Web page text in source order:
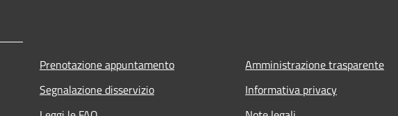
Prenotazione appuntamento
Segnalazione disservizio
Amministrazione trasparente
Informativa privacy